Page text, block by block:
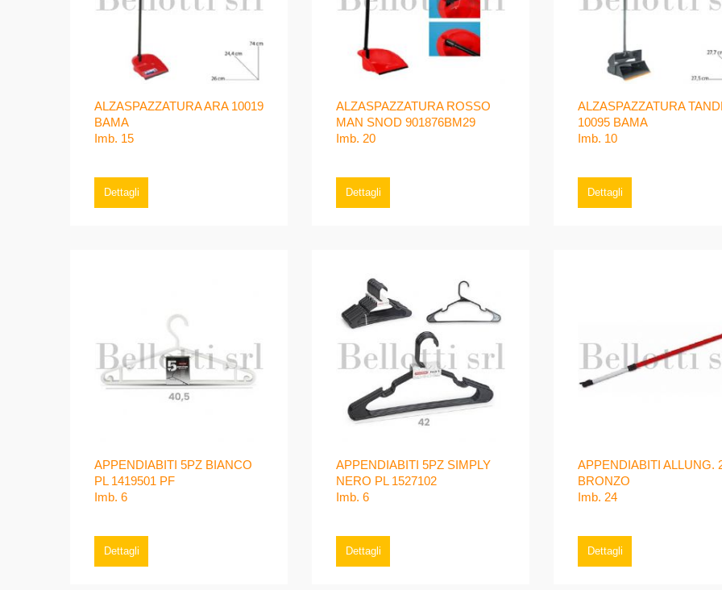
ALZASPAZZATURA ARA 10019
BAMA
Imb. 15
Dettagli
ALZASPAZZATURA ROSSO
MAN SNOD 901876BM29
Imb. 20
Dettagli
ALZASPAZZATURA
10095 BAMA
Imb. 10
Dettagli
APPENDIABITI 5PZ BIANCO
PL 1419501 PF
Imb. 6
Dettagli
APPENDIABITI 5PZ SIMPLY
NERO PL 1527102
Imb. 6
Dettagli
APPENDIABITI ALLUNG.
BRONZO
Imb. 24
Dettagli